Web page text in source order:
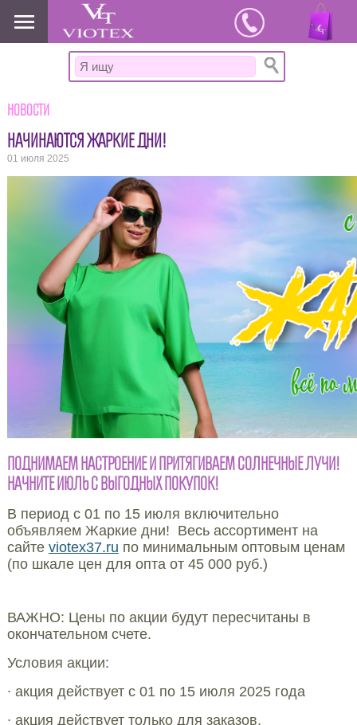
www.viotex37.ru
Новости
НАЧИНАЮТСЯ ЖАРКИЕ ДНИ!
01 июля 2025
ПОДНИМАЕМ НАСТРОЕНИЕ И ПРИТЯГИВАЕМ СОЛНЕЧНЫЕ ЛУЧИ!
НАЧНИТЕ ИЮЛЬ С ВЫГОДНЫХ ПОКУПОК!
В период с 01 по 15 июля включительно
объявляем Жаркие дни! Весь ассортимент на
сайте viotex37.ru по минимальным оптовым ценам
(по шкале цен для опта от 45 000 руб.)
ВАЖНО: Цены по акции будут пересчитаны в
окончательном счете.
Условия акции:
∙ акция действует с 01 по 15 июля 2025 года
∙ акция действует только для заказов,